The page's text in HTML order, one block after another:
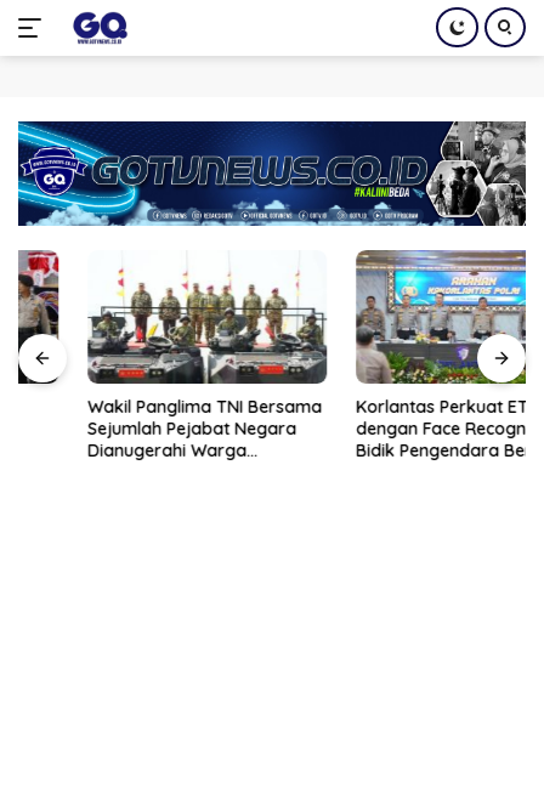
konten
Wakil Panglima TNI Bersama
Sejumlah Pejabat Negara
Dianugerahi Warga
Korlantas Perkuat ETLE
dengan Face Recognition,
Bidik Pengendara Berpelat